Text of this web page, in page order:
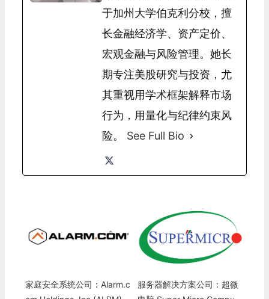
于加州大学伯克利分校，擅
长金融经济学、资产定价、
宏观金融与风险管理。她长
期专注美股研究与投资，尤
其重视用学术框架解释市场
行为，用量化与纪律约束风
险。 See Full Bio
家庭安全系统公司：Alarm.c
服务器解决方案公司：超微